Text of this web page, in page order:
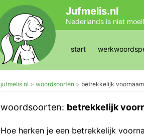
Jufmelis.nl
Nederlands is niet
start
jufmelis.nl woordsoorten betrekkelijk
woordsoorten: betrekkelijk
Hoe herken je een betrekkelijk